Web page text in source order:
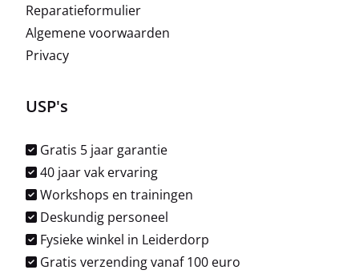
Reparatieformulier
Algemene voorwaarden
Privacy
USP's
Gratis 5 jaar garantie
40 jaar vak ervaring
Workshops en trainingen
Deskundig personeel
Fysieke winkel in Leiderdorp
Gratis verzending vanaf 100 euro